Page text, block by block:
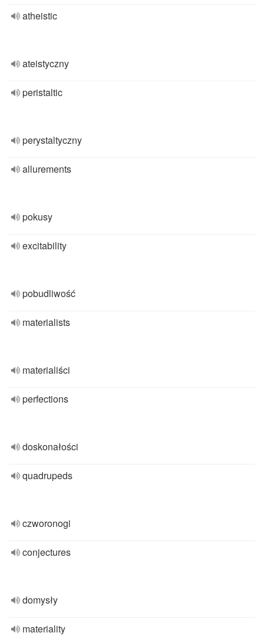
atheistic
ateistyczny
peristaltic
perystaltyczny
allurements
pokusy
excitability
pobudliwość
materialists
materialiści
perfections
doskonałości
quadrupeds
czworonogi
conjectures
domysły
materiality